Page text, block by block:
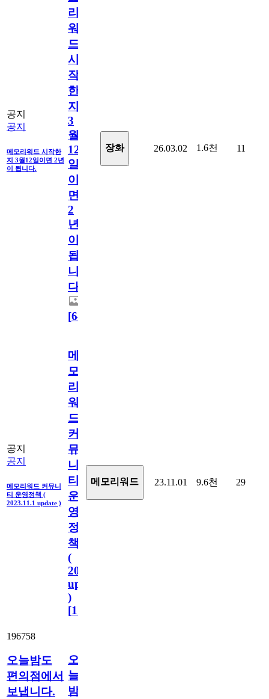
공지
공지
메모리워드 시작한
지 3월12일이면 2년
이 됩니다.
리
워
드
시
작
한
지
3
월
12
일
이
면
2
년
이
됩
니
다.
[64
장화 26.03.02 1.6천 11
공지
공지
메모리워드 커뮤니
티 운영정책 (
2023.11.1 update )
메
모
리
워
드
커
뮤
니
티
운
영
정
책
(
2023.11.1
update
)
[110
메모리워드 23.11.01 9.6천 29
196758
오늘밤도
편의점에서
보냅니다.
오
늘
밤